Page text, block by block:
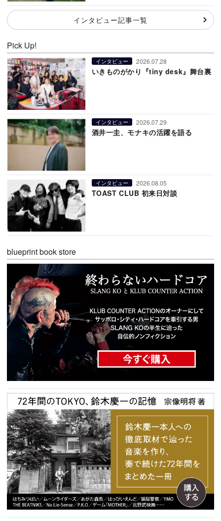
インタビュー記事一覧
Pick Up!
インタビュー 2026.07.28
いきものがかり『tiny desk』舞台裏
インタビュー 2026.07.29
酒井一圭、モナキの活躍を語る
インタビュー 2026.08.05
TOAST CLUB 初来日対談
blueprint book store